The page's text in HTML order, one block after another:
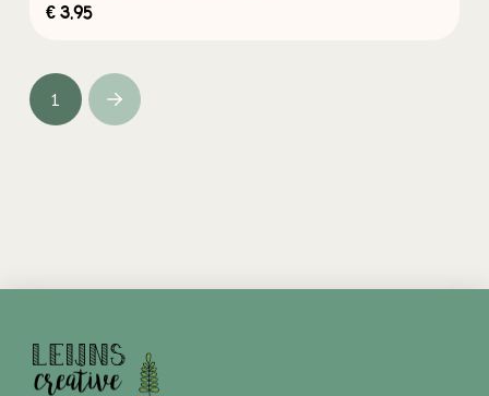
€3,95
1 Next